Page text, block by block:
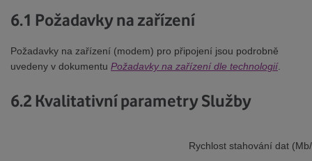
6.1 Požadavky na zařízení
Požadavky na zařízení (modem) pro připojení jsou podrobně
uvedeny v dokumentu Požadavky na zařízení dle technologií.
6.2 Kvalitativní parametry Služby
Rychlost stahování dat